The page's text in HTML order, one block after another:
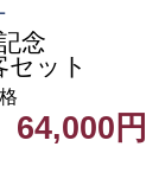
念
セット
64,000円